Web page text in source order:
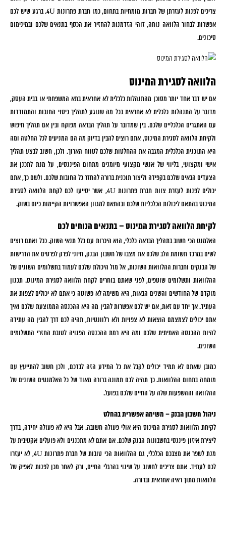
צריכים לפנות לעזרתן של חברות מומחיות בתחום, כמו חברת פתרונות 4U. ברגע שיש לכם
אפשרות לבחור הלוואה נוחה, זוהי הזדמנות להחזיר את הכסף בתנאים שלכם ובמינימום
סיכונים.
הלוואה לסגירת המינוס
אם יש דבר אחד יותר מסוכן מהתנהלות כלכלית לא אחראית בתא המשפחתי או בבית העסק,
מדובר על התנהלות כלכלית לא אחראית בכל מה שנוגע לתהליך כיסוי החובות והתמודדות
עם האתגרים הכלכליים שלכם. בין שמדובר על תהליך הבראה מפוקח ובין אם תהליך חיפוש
ולקיחת הלוואה לסגירת המינוס, אתם רוצים להבין בדיוק מה הם המניעים לכל החלטה ומה
היא התוכנית הכלכלית המגבה את ההחלטות שלכם לטווח הארוך. ולכן, חשוב לבצע תהליך
אישי ומקצועי, בליווי של אנשי מקצועי מיומנים מתחום הפיננסים, על מנת לתכנן את
הצעדים הבאים שלכם בקפידה וליצור תוכנית ברורה להחזר כל החובות שלכם. ולשם כך, אתם
יכולים לפנות לעזרת צוות חברת פתרונות 4U, אשר יסייעו לכם לקחת הלוואה לסגירת
המינוס בהתאם ליכולות הכלכליות שלכם ובהתאם למגוון האפשרויות הקיימות כיום בשוק.
לקיחת הלוואה לסגירת המינוס – בתנאים הנוחים לכם
האלמנט הכי חשוב בתהליך הבראה כלכלי, הוא היכרות עם כלל תנאי השוק. ככל ואתם רוצים
לשים במרכז תשומת הלב שלכם את מצבו של חשבון הבנק, חיוני לפרק לפרטים את הדרישות
של הבנקים וחברות ההלוואות השונות, אל מול היכולת שלכם לעמוד בתשלומים השונים של
ההלוואות ותשלומים שוטפים, לפני שאתם בוחרים לקחת הלוואה לסגירת המינוס. תכנון
מוקדם של החודשים והשנים הבאות, היא משימה לא פשוטה כי אתם לא יכולים לצפות את
העתיד. אך יחד עם זאת, אם יש לכם אפשרות להבין מה היא ההכנסה הממוצעת שלכם ואיך
אתם יכולים לצמצמם הוצאות לא צפויות ולא רלוונטיות, תהיה לכם דרך להבין מה עתידה
להיות ההכנסה האמיתית שלכם ומה היא רמת ההכנסה הפנויה לטובת החזרי התשלומים
השונים.
כמובן שאתם לא תמיד יכולים לקבל את כל המידע הזה לבדכם, ולכן חשוב להתייעץ עם
מומחה בתחום ההלוואות. כך תהיה לכם תמונה ברורה מאוד של כל האלמנטים השונים של
ההלוואה וההשפעות שלה על החיים שלכם בפועל.
ניהול חשבון הבנק – משימה אפשרית בהחלט
לקיחת הלוואות לסגירת המינוס היא אולי פעולה חשובה. אבל היא לא פעולה יחידה, בדרך
ליצירת איזון פיננסי בחשבונות הבנק שלכם. אם אתם לא מתכננים ולא פועלים אקטיבית על
מנת לשפר את מצבכם הכלכלי, גם ההלוואות הכי טובות של חברת פתרונות 4U, לא יעזרו
לכם לעתיד. אתם צריכים לחשוב על שינוי בהרגלי החיים, ורק לאחר מכן לפנות לאפיק של
הלוואות מתוך ראיה אחראית וברורה.